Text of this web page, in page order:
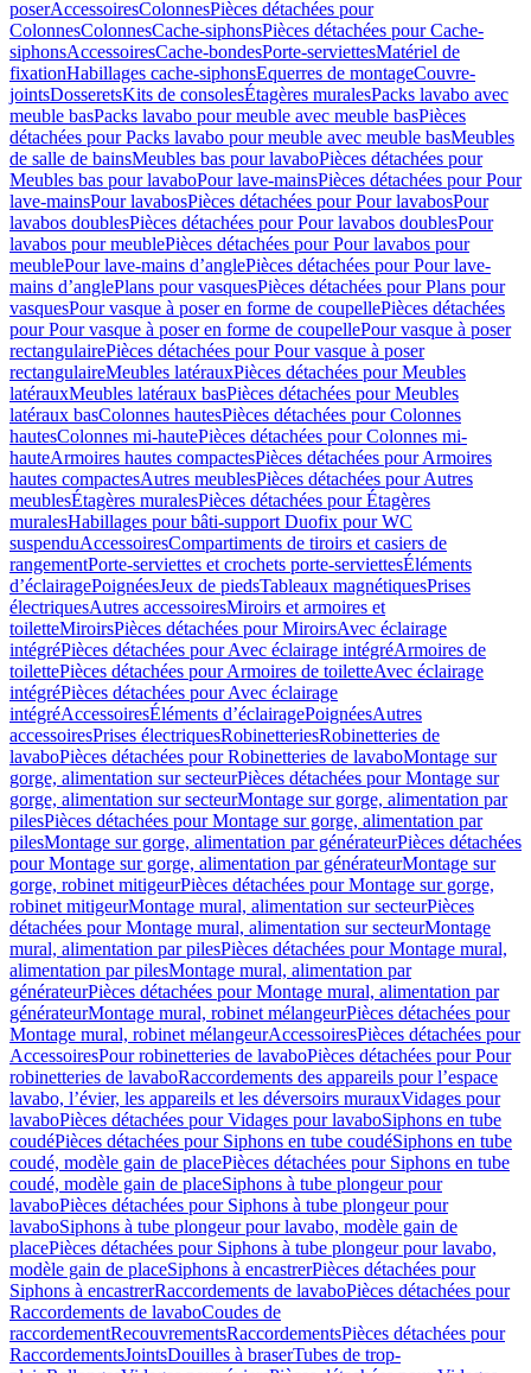
poserAccessoiresColonnesPièces détachées pour
ColonnesColonnesCache-siphonsPièces détachées pour Cache-
siphonsAccessoiresCache-bondesPorte-serviettesMatériel de
fixationHabillages cache-siphonsEquerres de montageCouvre-
jointsDosseretsKits de consolesÉtagères muralesPacks lavabo avec
meuble basPacks lavabo pour meuble avec meuble basPièces
détachées pour Packs lavabo pour meuble avec meuble basMeubles
de salle de bainsMeubles bas pour lavaboPièces détachées pour
Meubles bas pour lavaboPour lave-mainsPièces détachées pour Pour
lave-mainsPour lavabosPièces détachées pour Pour lavabosPour
lavabos doublesPièces détachées pour Pour lavabos doublesPour
lavabos pour meublePièces détachées pour Pour lavabos pour
meublePour lave-mains d’anglePièces détachées pour Pour lave-
mains d’anglePlans pour vasquesPièces détachées pour Plans pour
vasquesPour vasque à poser en forme de coupellePièces détachées
pour Pour vasque à poser en forme de coupellePour vasque à poser
rectangulairePièces détachées pour Pour vasque à poser
rectangulaireMeubles latérauxPièces détachées pour Meubles
latérauxMeubles latéraux basPièces détachées pour Meubles
latéraux basColonnes hautesPièces détachées pour Colonnes
hautesColonnes mi-hautePièces détachées pour Colonnes mi-
hauteArmoires hautes compactesPièces détachées pour Armoires
hautes compactesAutres meublesPièces détachées pour Autres
meublesÉtagères muralesPièces détachées pour Étagères
muralesHabillages pour bâti-support Duofix pour WC
suspenduAccessoiresCompartiments de tiroirs et casiers de
rangementPorte-serviettes et crochets porte-serviettesÉléments
d’éclairagePoignéesJeux de piedsTableaux magnétiquesPrises
électriquesAutres accessoiresMiroirs et armoires et
toiletteMiroirsPièces détachées pour MiroirsAvec éclairage
intégréPièces détachées pour Avec éclairage intégréArmoires de
toilettePièces détachées pour Armoires de toiletteAvec éclairage
intégréPièces détachées pour Avec éclairage
intégréAccessoiresÉléments d’éclairagePoignéesAutres
accessoiresPrises électriquesRobinetteriesRobinetteries de
lavaboPièces détachées pour Robinetteries de lavaboMontage sur
gorge, alimentation sur secteurPièces détachées pour Montage sur
gorge, alimentation sur secteurMontage sur gorge, alimentation par
pilesPièces détachées pour Montage sur gorge, alimentation par
pilesMontage sur gorge, alimentation par générateurPièces détachées
pour Montage sur gorge, alimentation par générateurMontage sur
gorge, robinet mitigeurPièces détachées pour Montage sur gorge,
robinet mitigeurMontage mural, alimentation sur secteurPièces
détachées pour Montage mural, alimentation sur secteurMontage
mural, alimentation par pilesPièces détachées pour Montage mural,
alimentation par pilesMontage mural, alimentation par
générateurPièces détachées pour Montage mural, alimentation par
générateurMontage mural, robinet mélangeurPièces détachées pour
Montage mural, robinet mélangeurAccessoiresPièces détachées pour
AccessoiresPour robinetteries de lavaboPièces détachées pour Pour
robinetteries de lavaboRaccordements des appareils pour l’espace
lavabo, l’évier, les appareils et les déversoirs murauxVidages pour
lavaboPièces détachées pour Vidages pour lavaboSiphons en tube
coudéPièces détachées pour Siphons en tube coudéSiphons en tube
coudé, modèle gain de placePièces détachées pour Siphons en tube
coudé, modèle gain de placeSiphons à tube plongeur pour
lavaboPièces détachées pour Siphons à tube plongeur pour
lavaboSiphons à tube plongeur pour lavabo, modèle gain de
placePièces détachées pour Siphons à tube plongeur pour lavabo,
modèle gain de placeSiphons à encastrerPièces détachées pour
Siphons à encastrerRaccordements de lavaboPièces détachées pour
Raccordements de lavaboCoudes de
raccordementRecouvrementsRaccordementsPièces détachées pour
RaccordementsJointsDouilles à braserTubes de trop-